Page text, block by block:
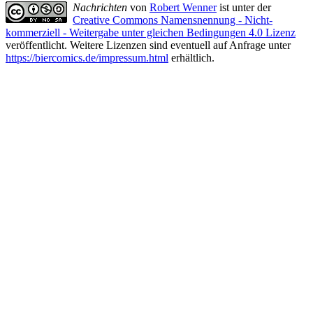
Nachrichten von Robert Wennerist unter der
Creative Commons Namensnennung - Nicht-
kommerziell - Weitergabe unter gleichen Bedingungen 4.0 Lizenz
veröffentlicht. Weitere Lizenzen sind eventuell auf Anfrage unter
https://biercomics.de/impressum.html erhältlich.